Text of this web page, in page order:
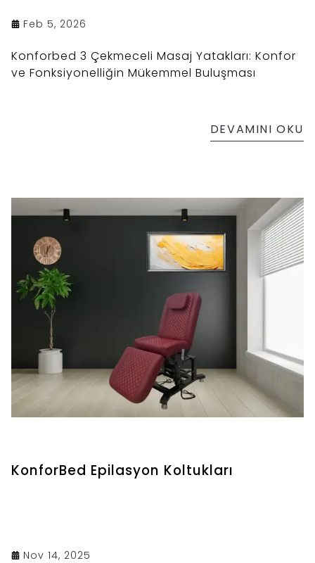
Feb 5, 2026
Konforbed 3 Çekmeceli Masaj Yatakları: Konfor
ve Fonksiyonelliğin Mükemmel Buluşması
DEVAMINI OKU
KonforBed Epilasyon Koltukları
Nov 14, 2025